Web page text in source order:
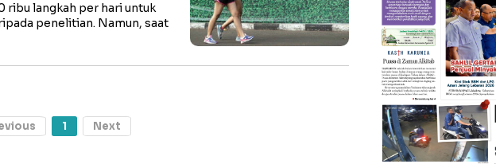
ribu langkah per hari untuk
penelitian. Namun, saat
1 Next